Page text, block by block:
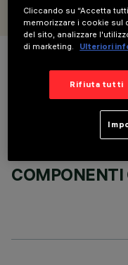
COLORE
Cliccando su “Accetta
memorizzare i cookie sul
del sito, analizzare
di marketing.
Ulteriori
Rifiuta tutti